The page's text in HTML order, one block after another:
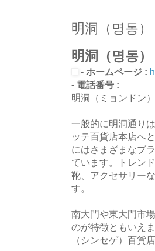
明洞（명동）
明洞（명동）
- ホームページ :
- 電話番号 :
明洞（ミョンドン
一般的に明洞通り
ッテ百貨店本店へ
にはさまざまなブ
ています。トレン
靴、アクセサリー
す。
南大門や東大門市
のが特徴ともいえ
（シンセゲ）百貨